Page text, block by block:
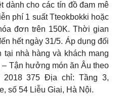
dành cho các tín đồ đam mê
phí 1 suất Tteokbokki hoặc
đơn trên 150K. Thời gian
hết ngày 31/5. Áp dụng đối
nhà hàng và khách mang
Tận hưởng món ăn Âu theo
2018 375 Địa chỉ: Tầng 3,
số 54 Liễu Giai, Hà Nội.